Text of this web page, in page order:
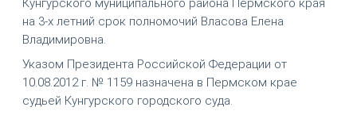
Кунгурского муниципального района Пермского края
на 3-х летний срок полномочий Власова Елена
Владимировна.
Указом Президента Российской Федерации от
10.08.2012 г. № 1159 назначена в Пермском крае
судьей Кунгурского городского суда.